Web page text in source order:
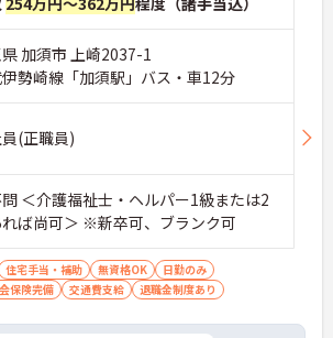
加須市 上崎2037-1
勢崎線「加須駅」バス・車12分
(正職員)
＜介護福祉士・ヘルパー1級または2
ば尚可＞ ※新卒可、ブランク可
住宅手当・補助 無資格OK
日勤のみ
保険完備 交通費支給 退職金制度あり